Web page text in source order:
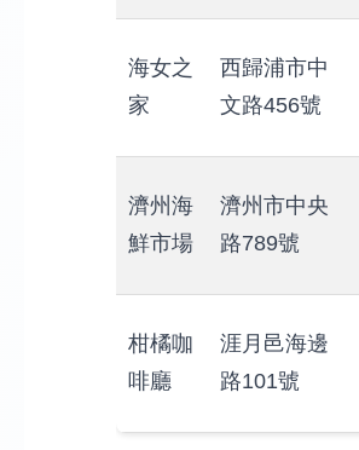
海女之
家
西歸浦市中
文路456號
濟州海
鮮市場
濟州市中央
路789號
柑橘咖
啡廳
涯月邑海邊
路101號